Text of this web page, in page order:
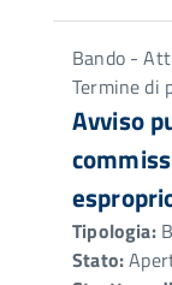
Bando -
Termine di
Avviso
Tipologia:
Stato: